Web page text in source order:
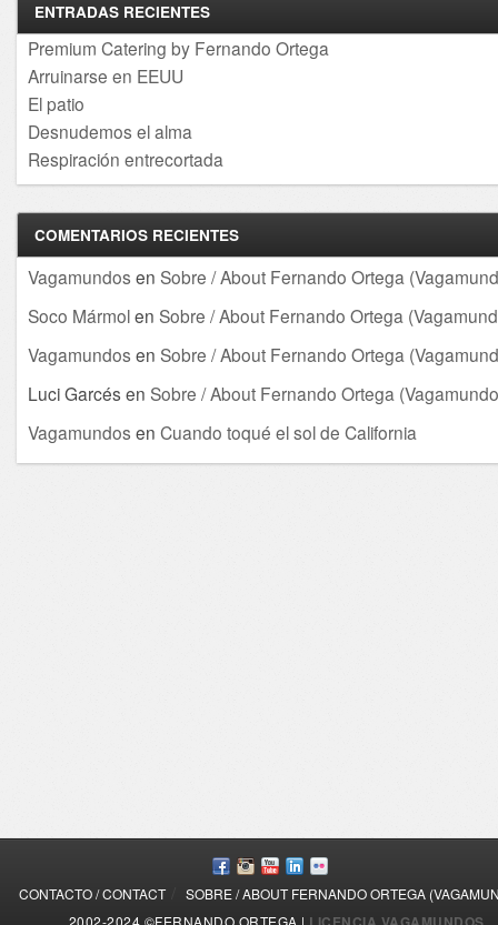
ENTRADAS RECIENTES
Premium Catering by Fernando Ortega
Arruinarse en EEUU
El patio
Desnudemos el alma
Respiración entrecortada
COMENTARIOS RECIENTES
Vagamundos en Sobre / About Fernando Ortega
Soco Mármolen Sobre / About Fernando Ortega
Vagamundos en Sobre / About Fernando Ortega
Luci Garcés en Sobre / About Fernando Ortega
Vagamundos en Cuando toqué el sol de California
CONTACTO / CONTACT
SOBRE / ABOUT FERNANDO ORTEGA
2002-2024 ©FERNANDO ORTEGA |